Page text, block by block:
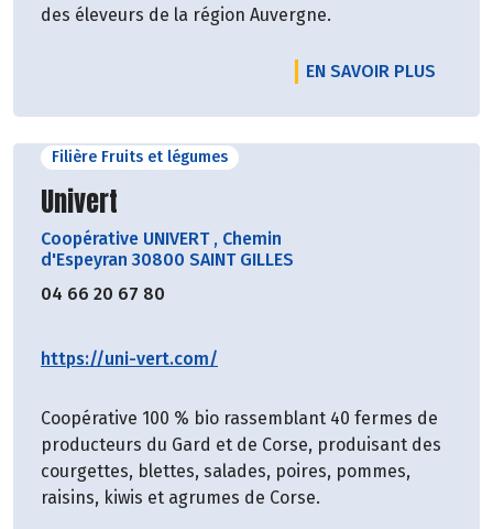
des éleveurs de la région Auvergne.
EN SAVOIR PLUS
Filière Fruits et légumes
Découvrir le producteur
Univert
Coopérative UNIVERT , Chemin
d'Espeyran 30800 SAINT GILLES
04 66 20 67 80
https://uni-vert.com/
Coopérative 100 % bio rassemblant 40 fermes de
producteurs du Gard et de Corse, produisant des
courgettes, blettes, salades, poires, pommes,
raisins, kiwis et agrumes de Corse.